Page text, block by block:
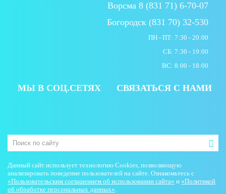
Ворсма 8 (831 71) 6-70-07
Богородск (831 70) 32-530
ПН - ПТ: 7:30 - 20:00
СБ: 7:30 - 19:00
ВС: 8:00 - 18:00
МЫ В СОЦ.СЕТЯХ СВЯЗАТЬСЯ С НАМИ
Данный сайт использует технологию Cookies, позволяющую
анализировать поведение пользователей на сайте. Ознакомьтесь с
«Пользовательским соглашением об использовании сайта» и «Политикой
об обработке персональных данных».